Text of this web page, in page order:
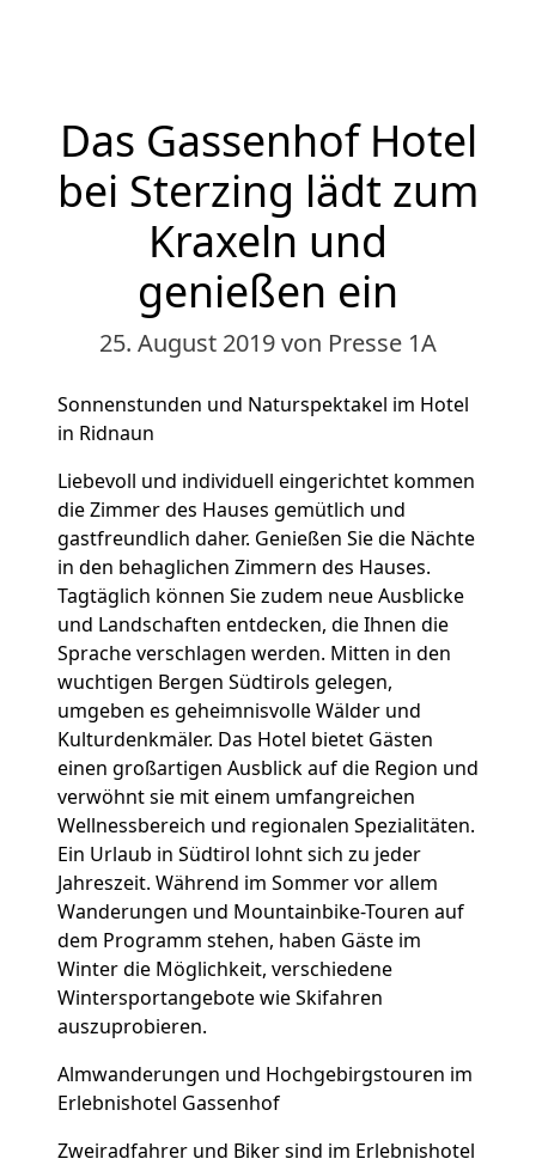
Das Gassenhof Hotel
bei Sterzing lädt zum
Kraxeln und
genießen ein
25. August 2019von Presse 1A
Sonnenstunden und Naturspektakel im Hotel
in Ridnaun
Liebevoll und individuell eingerichtet kommen
die Zimmer des Hauses gemütlich und
gastfreundlich daher. Genießen Sie die Nächte
in den behaglichen Zimmern des Hauses.
Tagtäglich können Sie zudem neue Ausblicke
und Landschaften entdecken, die Ihnen die
Sprache verschlagen werden. Mitten in den
wuchtigen Bergen Südtirols gelegen,
umgeben es geheimnisvolle Wälder und
Kulturdenkmäler. Das Hotel bietet Gästen
einen großartigen Ausblick auf die Region und
verwöhnt sie mit einem umfangreichen
Wellnessbereich und regionalen Spezialitäten.
Ein Urlaub in Südtirol lohnt sich zu jeder
Jahreszeit. Während im Sommer vor allem
Wanderungen und Mountainbike-Touren auf
dem Programm stehen, haben Gäste im
Winter die Möglichkeit, verschiedene
Wintersportangebote wie Skifahren
auszuprobieren.
Almwanderungen und Hochgebirgstouren im
Erlebnishotel Gassenhof
Zweiradfahrer und Biker sind im Erlebnishotel